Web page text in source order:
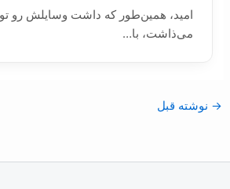
امید، همین‌طور که داشت وسایلش رو
می‌ذاشت، با…
→ نوشته قبل